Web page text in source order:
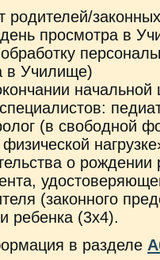
просмотра в
в Училище)
(в свободной
о рождении
(законного
ребенка (3х4).
в разделе